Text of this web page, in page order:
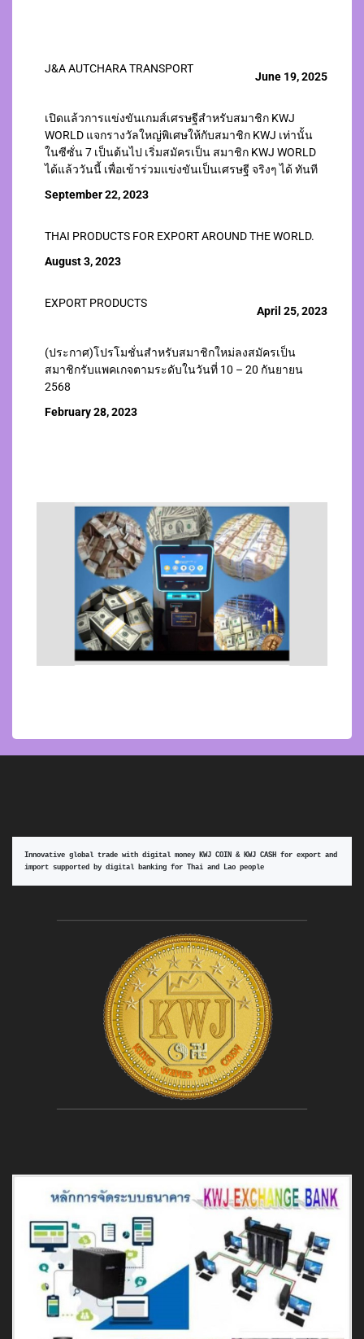
J&A AUTCHARA TRANSPORT
June 19, 2025
เปิดแล้วการแข่งขันเกมส์เศรษฐีสำหรับสมาชิก KWJ
WORLD แจกรางวัลใหญ่พิเศษให้กับสมาชิก KWJ เท่านั้น
ในซีซั่น 7 เป็นต้นไป เริ่มสมัครเป็น สมาชิก KWJ WORLD
ได้แล้ววันนี้ เพื่อเข้าร่วมแข่งขันเป็นเศรษฐี จริงๆ ได้ ทันที
September 22, 2023
THAI PRODUCTS FOR EXPORT AROUND THE WORLD.
August 3, 2023
EXPORT PRODUCTS
April 25, 2023
(ประกาศ)โปรโมชั่นสำหรับสมาชิกใหม่ลงสมัครเป็น
สมาชิกรับแพคเกจตามระดับในวันที่ 10 – 20 กันยายน
2568
February 28, 2023
Innovative global trade with digital money KWJ COIN & KWJ CASH for export and
import supported by digital banking for Thai and Lao people